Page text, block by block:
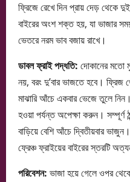
ফ্রিজে রেখে দিন প্রায় দেড় থেকে
বাইরের অংশ শক্ত হয়, যা ভাজার
ভেতরে নরম ভাব বজায় রাখে।
ডাবল ফ্রাই পদ্ধতি: দোকানের মতো
নয়, বরং দু’বার ভাজতে হবে।
মাঝারি আঁচে একবার ভেজে তুলে
হওয়া পর্যন্ত অপেক্ষা করুন। সম্পূর্ণ
বাড়িয়ে বেশি আঁচে দ্বিতীয়বার
ফ্রেঞ্চ ফ্রাইয়ের বাইরের স্তরটি
পরিবেশন: ভাজা হয়ে গেলে ওপর